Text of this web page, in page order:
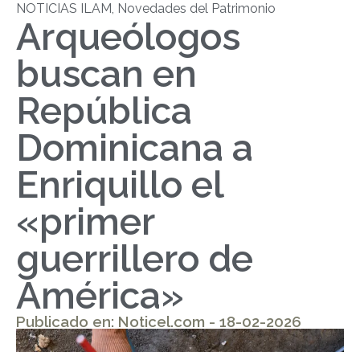
NOTICIAS ILAM, Novedades del Patrimonio
Arqueólogos
buscan en
República
Dominicana a
Enriquillo el
«primer
guerrillero de
América»
Publicado en: Noticel.com - 18-02-2026